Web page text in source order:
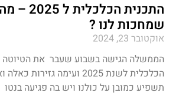
התכנית
שמחכות לנו ?
אוקטובר 23, 2024
הממשלה הגישה בשבוע שעבר את הטיוטה
הכלכלית לשנת 2025 ועימה
תשפיע כמובן על כולנו ויש בה פגיעה בנטו